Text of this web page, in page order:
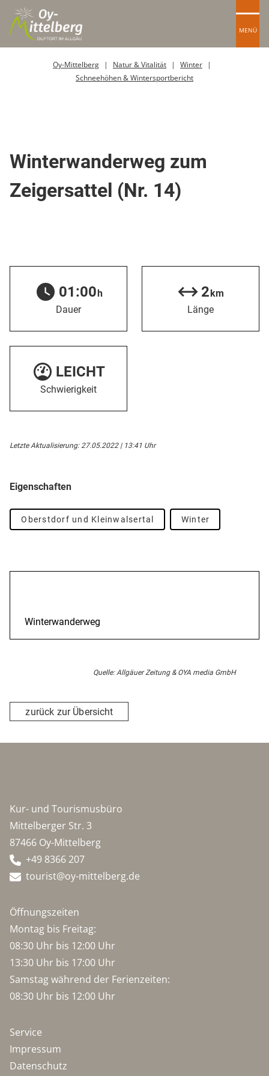
MENÜ
Oy-Mittelberg Natur & Vitalität
Winter
Schneehöhen & Wintersportbericht
Winterwanderweg zum
Zeigersattel (Nr. 14)
01:00h
Dauer
2km
Länge
LEICHT
Schwierigkeit
Letzte Aktualisierung: 27.05.2022 | 13:41 Uhr
Eigenschaften
Oberstdorf und Kleinwalsertal Winter
Winterwanderweg
Quelle: Allgäuer Zeitung & OYA media GmbH
zurück zur Übersicht
Kur- und Tourismusbüro
Mittelberger Str. 3
87466 Oy-Mittelberg
+49 8366 207
tourist@oy-mittelberg.de
Öffnungszeiten
Montag bis Freitag:
08:30 Uhr bis 12:00 Uhr
13:30 Uhr bis 17:00 Uhr
Samstag während der Ferienzeiten:
08:30 Uhr bis 12:00 Uhr
Service
Impressum
Datenschutz